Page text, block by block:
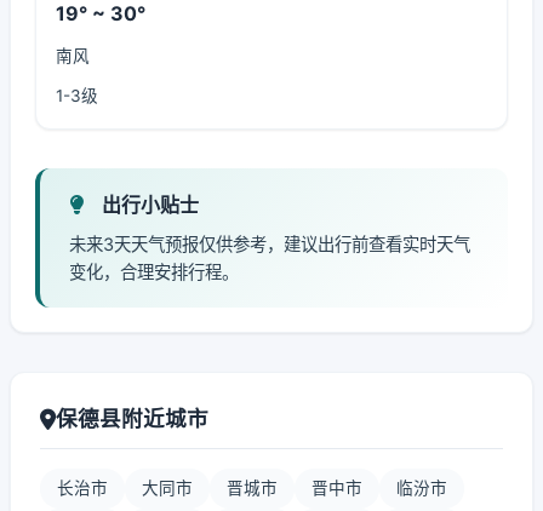
19° ~ 30°
南风
1-3级
出行小贴士
未来3天天气预报仅供参考，建议出行前查看实时天气
变化，合理安排行程。
保德县附近城市
长治市 大同市 晋城市 晋中市 临汾市